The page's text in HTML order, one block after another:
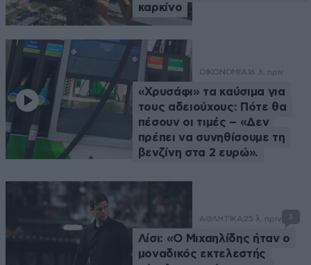
καρκίνο
ΟΙΚΟΝΟΜΙΑ 16 λ. πριν
«Χρυσάφι» τα καύσιμα για
τους αδειούχους: Πότε θα
πέσουν οι τιμές – «Δεν
πρέπει να συνηθίσουμε τη
βενζίνη στα 2 ευρώ».
ΑΘΛΗΤΙΚΑ25 λ. πριν 3
Λίσι: «Ο Μιχαηλίδης ήταν ο
μοναδικός εκτελεστής